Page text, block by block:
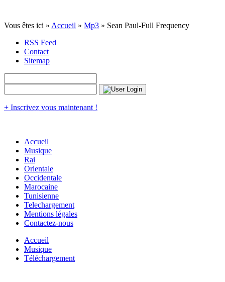
Vous êtes ici » Accueil » Mp3 » Sean Paul-Full Frequency
RSS Feed
Contact
Sitemap
+ Inscrivez vous maintenant !
Accueil
Musique
Rai
Orientale
Occidentale
Marocaine
Tunisienne
Telechargement
Mentions légales
Contactez-nous
Accueil
Musique
Téléchargement